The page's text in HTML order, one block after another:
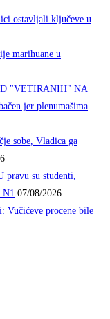
ostavljali ključeve u
marihuane u
"VETIRANIH" NA
jer plenumašima
sobe, Vladica ga
pravu su studenti,
07/08/2026
Vučićeve procene bile